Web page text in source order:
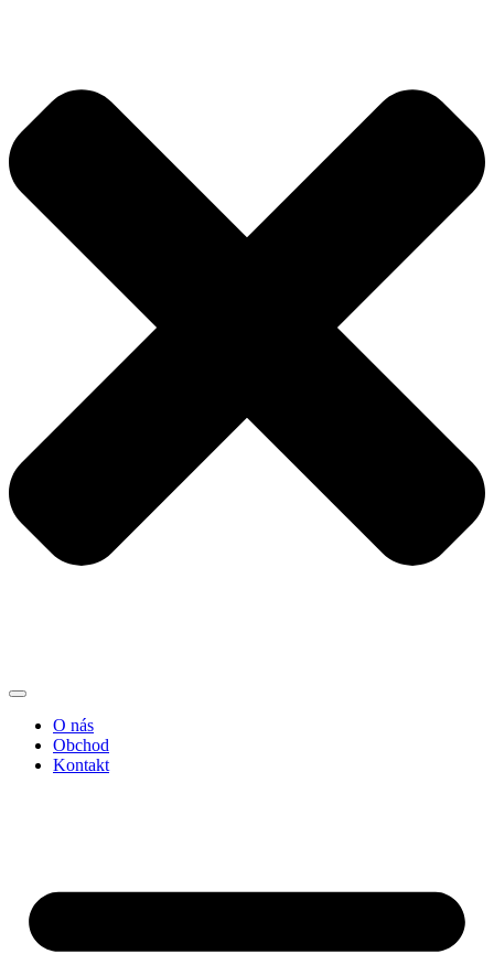
O nás
Obchod
Kontakt